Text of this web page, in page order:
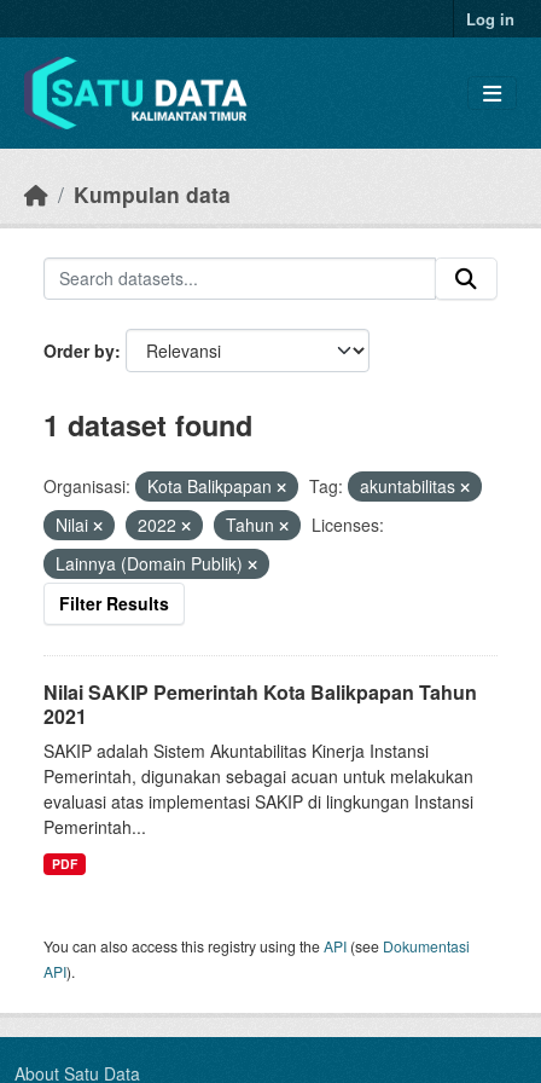
Log in
Kumpulan data
Order by
1 dataset found
Organisasi: Kota Balikpapan Tag:
akuntabilitas
Nilai
2022 Tahun
Licenses:
Lainnya (Domain Publik)
Filter Results
Nilai SAKIP Pemerintah Kota Balikpapan Tahun
2021
SAKIP adalah Sistem Akuntabilitas Kinerja Instansi
Pemerintah, digunakan sebagai acuan untuk melakukan
evaluasi atas implementasi SAKIP di lingkungan Instansi
Pemerintah...
PDF
You can also access this registry using theAPI (see Dokumentasi
API).
About Satu Data